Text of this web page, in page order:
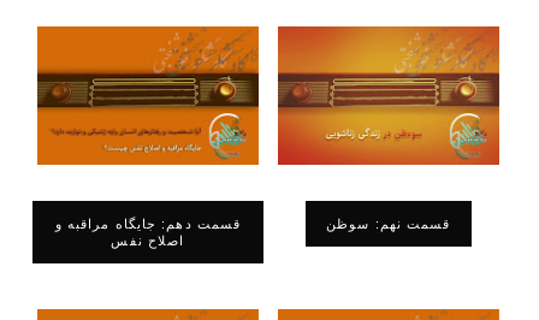
قسمت دهم: جایگاه مراقبه و
اصلاح نفس
قسمت نهم: سوظن